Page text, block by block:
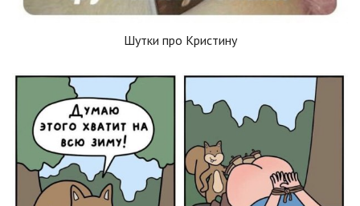
Шутки про Кристину